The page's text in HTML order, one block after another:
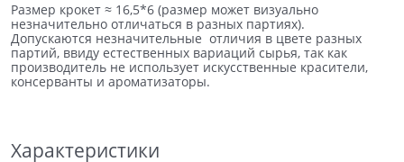
Размер крокет ≈ 16,5*6 (размер может визуально
незначительно отличаться в разных партиях).
Допускаются незначительные отличия в цвете разных
партий, ввиду естественных вариаций сырья, так как
производитель не использует искусственные красители,
консерванты и ароматизаторы.
Характеристики